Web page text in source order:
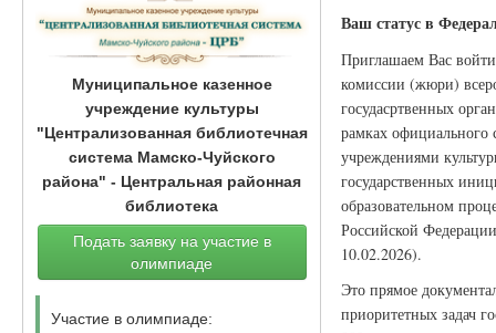
Муниципальное казенное
учреждение культуры
"Централизованная библиотечная
система Мамско-Чуйского
района" - Центральная районная
библиотека
Подать заявку на участие в
олимпиаде
Участие в олимпиаде:
Ваш статус в
Приглашаем Вас
комиссии (жюри)
госудасртвенных
рамках официального
учреждениями
государственных
образовательном
Российской
10.02.2026).
Это прямое
приоритетных задач